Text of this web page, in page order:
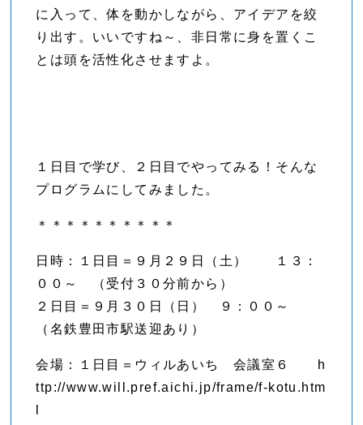
に入って、体を動かしながら、アイデアを絞
り出す。いいですね～、非日常に身を置くこ
とは頭を活性化させますよ。
１日目で学び、２日目でやってみる！そんな
プログラムにしてみました。
＊＊＊＊＊＊＊＊＊＊
日時：１日目＝９月２９日（土） １３：
００～ （受付３０分前から）
２日目＝９月３０日（日） ９：００～
（名鉄豊田市駅送迎あり）
会場：１日目＝ウィルあいち 会議室６ h
ttp://www.will.pref.aichi.jp/frame/f-kotu.htm